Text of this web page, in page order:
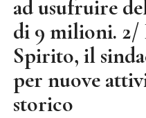
ad usufruire
di 9 milioni. 2/
Spirito, il
per nuove
storico